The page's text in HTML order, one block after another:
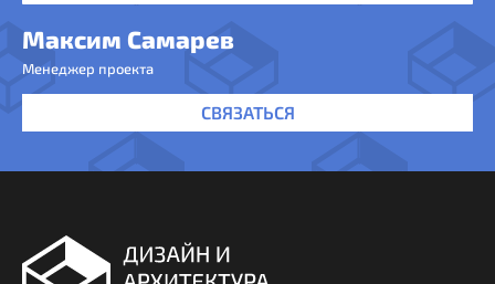
Максим Самарев
Менеджер проекта
СВЯЗАТЬСЯ